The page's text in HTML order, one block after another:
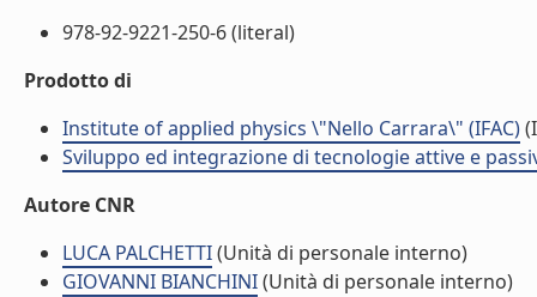
978-92-9221-250-6 (literal)
Prodotto di
Institute of applied physics \"Nello Carrara\" (IFAC)
Sviluppo ed integrazione di tecnologie attive e
Autore CNR
LUCA PALCHETTI(Unità di personale interno)
GIOVANNI BIANCHINI(Unità di personale interno)